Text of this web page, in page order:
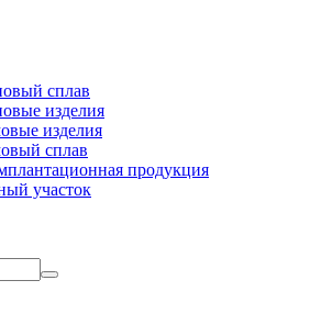
сплав
изделия
изделия
сплав
продукция
участок